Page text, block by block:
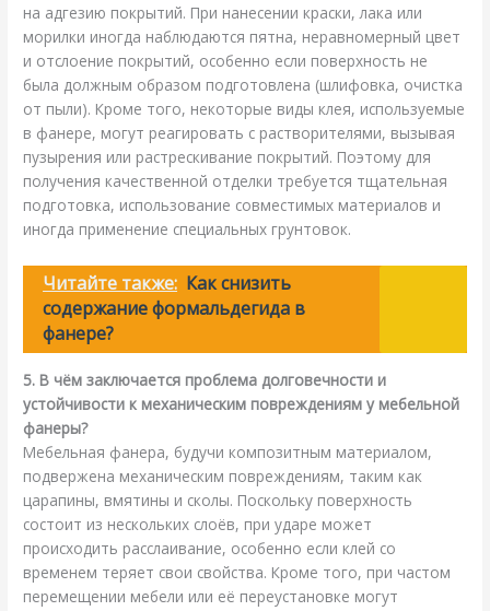
на адгезию покрытий. При нанесении краски, лака или
морилки иногда наблюдаются пятна, неравномерный цвет
и отслоение покрытий, особенно если поверхность не
была должным образом подготовлена (шлифовка, очистка
от пыли). Кроме того, некоторые виды клея, используемые
в фанере, могут реагировать с растворителями, вызывая
пузырения или растрескивание покрытий. Поэтому для
получения качественной отделки требуется тщательная
подготовка, использование совместимых материалов и
иногда применение специальных грунтовок.
Читайте также: Как снизить
содержание формальдегида в
фанере?
5. В чём заключается проблема долговечности и
устойчивости к механическим повреждениям у мебельной
фанеры?
Мебельная фанера, будучи композитным материалом,
подвержена механическим повреждениям, таким как
царапины, вмятины и сколы. Поскольку поверхность
состоит из нескольких слоёв, при ударе может
происходить расслаивание, особенно если клей со
временем теряет свои свойства. Кроме того, при частом
перемещении мебели или её переустановке могут